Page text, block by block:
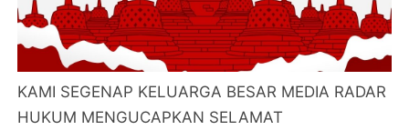
KAMI SEGENAP KELUARGA BESAR MEDIA RADAR
HUKUM MENGUCAPKAN SELAMAT